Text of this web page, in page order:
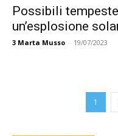
Possibili
un’esplosione
3 Marta Musso - 19/07/2023
1